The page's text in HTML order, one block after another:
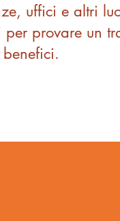
uffici e altri
per provare un